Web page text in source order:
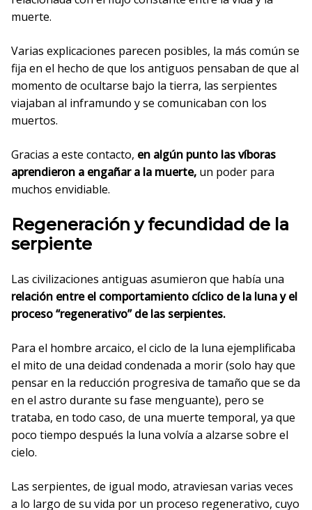
muerte.
Varias explicaciones parecen posibles, la más común se
fija en el hecho de que los antiguos pensaban de que al
momento de ocultarse bajo la tierra, las serpientes
viajaban al inframundo y se comunicaban con los
muertos.
Gracias a este contacto, en algún punto las víboras
aprendieron a engañar a la muerte, un poder para
muchos envidiable.
Regeneración y fecundidad de la
serpiente
Las civilizaciones antiguas asumieron que había una
relación entre el comportamiento cíclico de la luna y el
proceso “regenerativo” de las serpientes.
Para el hombre arcaico, el ciclo de la luna ejemplificaba
el mito de una deidad condenada a morir (solo hay que
pensar en la reducción progresiva de tamaño que se da
en el astro durante su fase menguante), pero se
trataba, en todo caso, de una muerte temporal, ya que
poco tiempo después la luna volvía a alzarse sobre el
cielo.
Las serpientes, de igual modo, atraviesan varias veces
a lo largo de su vida por un proceso regenerativo, cuyo